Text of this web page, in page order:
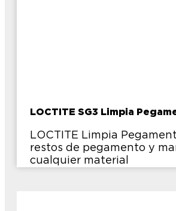
LOCTITE SG3 Limpia
LOCTITE Limpia
restos de pegamento y
cualquier material